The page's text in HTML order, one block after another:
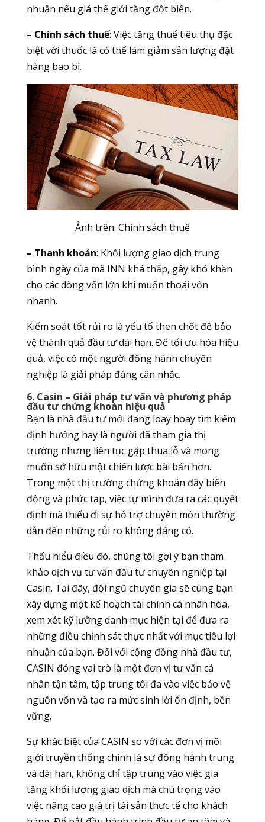
nhuận nếu giá thế giới tăng đột biến.
– Chính sách thuế: Việc tăng thuế tiêu thụ đặc
biệt với thuốc lá có thể làm giảm sản lượng đặt
hàng bao bì.
Ảnh trên: Chính sách thuế
– Thanh khoản: Khối lượng giao dịch trung
bình ngày của mã INN khá thấp, gây khó khăn
cho các dòng vốn lớn khi muốn thoái vốn
nhanh.
Kiểm soát tốt rủi ro là yếu tố then chốt để bảo
vệ thành quả đầu tư dài hạn. Để tối ưu hóa hiệu
quả, việc có một người đồng hành chuyên
nghiệp là giải pháp đáng cân nhắc.
6. Casin – Giải pháp tư vấn và phương pháp
đầu tư chứng khoán hiệu quả
Bạn là nhà đầu tư mới đang loay hoay tìm kiếm
định hướng hay là người đã tham gia thị
trường nhưng liên tục gặp thua lỗ và mong
muốn sở hữu một chiến lược bài bản hơn.
Trong một thị trường chứng khoán đầy biến
động và phức tạp, việc tự mình đưa ra các quyết
định mà thiếu đi sự hỗ trợ chuyên môn thường
dẫn đến những rủi ro không đáng có.
Thấu hiểu điều đó, chúng tôi gợi ý bạn tham
khảo dịch vụ tư vấn đầu tư chuyên nghiệp tại
Casin. Tại đây, đội ngũ chuyên gia sẽ cùng bạn
xây dựng một kế hoạch tài chính cá nhân hóa,
xem xét kỹ lưỡng danh mục hiện tại để đưa ra
những điều chỉnh sát thực nhất với mục tiêu lợi
nhuận của bạn. Đối với cộng đồng nhà đầu tư,
CASIN đóng vai trò là một đơn vị tư vấn cá
nhân tận tâm, tập trung tối đa vào việc bảo vệ
nguồn vốn và tạo ra mức sinh lời ổn định, bền
vững.
Sự khác biệt của CASIN so với các đơn vị môi
giới truyền thống chính là sự đồng hành trung
và dài hạn, không chỉ tập trung vào việc gia
tăng khối lượng giao dịch mà chú trọng vào
việc nâng cao giá trị tài sản thực tế cho khách